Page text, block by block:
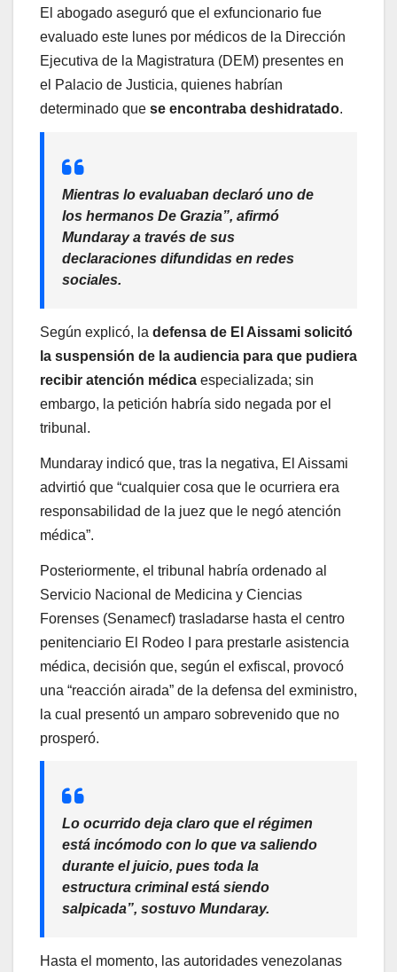
El abogado aseguró que el exfuncionario fue
evaluado este lunes por médicos de la Dirección
Ejecutiva de la Magistratura (DEM) presentes en
el Palacio de Justicia, quienes habrían
determinado que se encontraba deshidratado.
Mientras lo evaluaban declaró uno de
los hermanos De Grazia”, afirmó
Mundaray a través de sus
declaraciones difundidas en redes
sociales.
Según explicó, la defensa de El Aissami solicitó
la suspensión de la audiencia para que pudiera
recibir atención médica especializada; sin
embargo, la petición habría sido negada por el
tribunal.
Mundaray indicó que, tras la negativa, El Aissami
advirtió que “cualquier cosa que le ocurriera era
responsabilidad de la juez que le negó atención
médica”.
Posteriormente, el tribunal habría ordenado al
Servicio Nacional de Medicina y Ciencias
Forenses (Senamecf) trasladarse hasta el centro
penitenciario El Rodeo I para prestarle asistencia
médica, decisión que, según el exfiscal, provocó
una “reacción airada” de la defensa del exministro,
la cual presentó un amparo sobrevenido que no
prosperó.
Lo ocurrido deja claro que el régimen
está incómodo con lo que va saliendo
durante el juicio, pues toda la
estructura criminal está siendo
salpicada”, sostuvo Mundaray.
Hasta el momento, las autoridades venezolanas